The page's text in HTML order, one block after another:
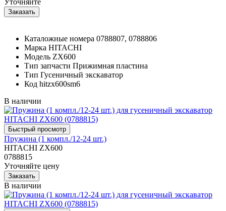
Каталожные номера 0788807, 0788806
Марка HITACHI
Модель ZX600
Тип запчасти Прижимная пластина
Тип Гусеничный экскаватор
Код hitzx600sm6
В наличии
Пружина (1 компл./12-24 шт.)
HITACHI ZX600
0788815
Уточняйте цену
В наличии